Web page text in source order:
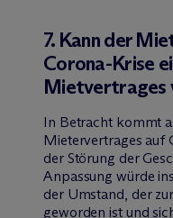
7. Kann der
Corona-Krise
Mietvertrages
In Betracht kommt
Mietervertrages auf
der Störung der
Anpassung würde
der Umstand, der
geworden ist und